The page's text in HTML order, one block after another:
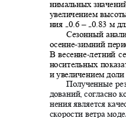
нимальных
увеличением
ния ₋0.6 – ₋0.83 м
Сезонный
осенне-зимний
В весенне-летний
носительных
и увеличением
Полученные
дований, согласно
нения является
скорости ветра